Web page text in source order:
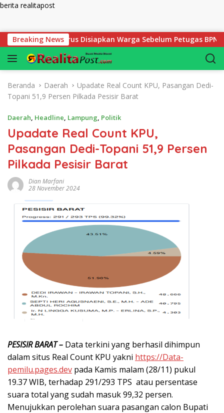
berita realitapost
Breaking News
yang Harus Disiapkan Warga Sebelum Petugas BPN Ukur
Beranda Daerah
Upadate Real Count KPU, Pasangan Dedi-
Topani 51,9 Persen Pilkada Pesisir Barat
Daerah, Headline, Lampung, Politik
Upadate Real Count KPU,
Pasangan Dedi-Topani 51,9 Persen
Pilkada Pesisir Barat
Dian Marfani
28 November 2024
PESISIR BARAT – Data terkini yang berhasil dihimpun
dalam situs Real Count KPU yakni https://Data-
pemilu.pages.dev pada Kamis malam (28/11) pukul
19.37 WIB, terhadap 291/293 TPS atau persentase
suara total yang sudah masuk 99,32 persen.
Menujukkan perolehan suara pasangan calon Bupati